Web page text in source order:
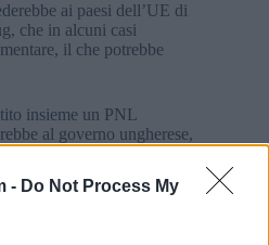
- Do Not Process My
ai paesi dell’UE di
che in alcuni casi
il che potrebbe
insieme un PNL
al governo ungherese,
relativamente piccolo.
sì che le decisioni su tutte